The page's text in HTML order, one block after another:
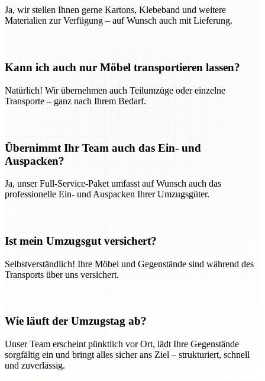
Ja, wir stellen Ihnen gerne Kartons, Klebeband und weitere
Materialien zur Verfügung – auf Wunsch auch mit Lieferung.
Kann ich auch nur Möbel transportieren lassen?
Natürlich! Wir übernehmen auch Teilumzüge oder einzelne
Transporte – ganz nach Ihrem Bedarf.
Übernimmt Ihr Team auch das Ein- und
Auspacken?
Ja, unser Full-Service-Paket umfasst auf Wunsch auch das
professionelle Ein- und Auspacken Ihrer Umzugsgüter.
Ist mein Umzugsgut versichert?
Selbstverständlich! Ihre Möbel und Gegenstände sind während des
Transports über uns versichert.
Wie läuft der Umzugstag ab?
Unser Team erscheint pünktlich vor Ort, lädt Ihre Gegenstände
sorgfältig ein und bringt alles sicher ans Ziel – strukturiert, schnell
und zuverlässig.